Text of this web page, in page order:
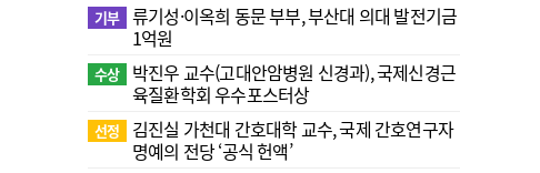
기부 류기성·이옥희 동문 부부, 부산대 의대 발전기금
1억원
수상
박진우 교수(고대안암병원 신경과), 국제신경근
육질환학회 우수포스터상
선정
김진실 가천대 간호대학 교수, 국제 간호연구자
명예의 전당 ‘공식 헌액’